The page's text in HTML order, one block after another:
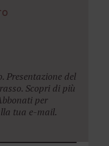
Presentazione del
Scopri di più
per
tua e-mail.